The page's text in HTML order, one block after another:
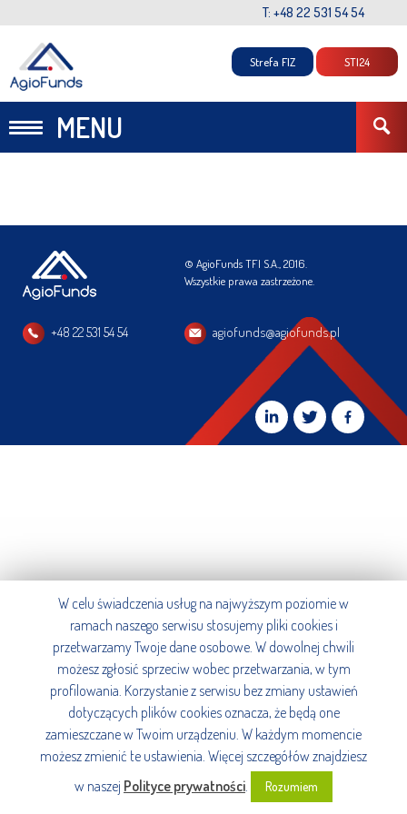
T: +48 22 531 54 54
MENU
Strefa FIZ STI24
© AgioFunds TFI S.A., 2016.
Wszystkie prawa zastrzeżone.
+48 22 531 54 54 agiofunds@agiofunds.pl
W celu świadczenia usług na najwyższym poziomie w
ramach naszego serwisu stosujemy pliki cookies i
przetwarzamy Twoje dane osobowe. W dowolnej chwili
możesz zgłosić sprzeciw wobec przetwarzania, w tym
profilowania. Korzystanie z serwisu bez zmiany ustawień
dotyczących plików cookies oznacza, że będą one
zamieszczane w Twoim urządzeniu. W każdym momencie
możesz zmienić te ustawienia. Więcej szczegółów znajdziesz
w naszej Polityce prywatności. Rozumiem